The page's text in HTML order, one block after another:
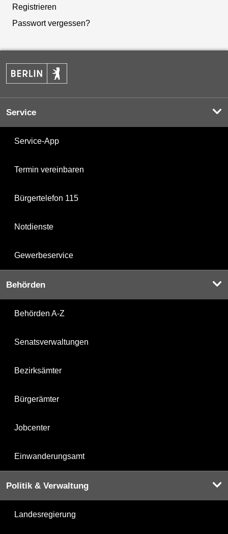
Registrieren
Passwort vergessen?
Service
Service-App
Termin vereinbaren
Bürgertelefon 115
Notdienste
Gewerbeservice
Behörden
Behörden A-Z
Senatsverwaltungen
Bezirksämter
Bürgerämter
Jobcenter
Einwanderungsamt
Politik & Verwaltung
Landesregierung